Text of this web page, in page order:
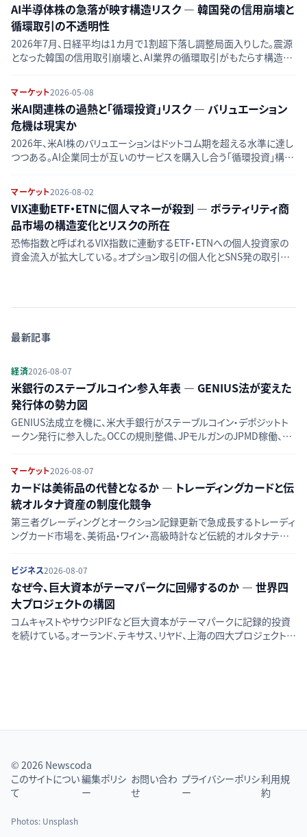
AI半導体株の急落が映す構造リスク — 韓国発の信用崩壊と
循環取引の不透明性
2026年7月、日経平均は1カ月で1割超下落し調整局面入りした。震源
となった韓国の信用取引崩壊と、AI業界の循環取引がもたらす構造的
マーケット2026-05-08
米AI関連株の過熱と「循環投資」リスク — バリュエーション
危機は現実か
2026年、米AI株のバリュエーションはドットコム期を超える水準に達し
つつある。AI企業同士が互いのサービスを購入し合う「循環投資」構造
セラーの警告、ヘッジファンドのポジション変化、そしてマグニフィセン
ト7の市場集中リスクを多角的に検証する。
マーケット2026-08-02
VIX連動ETF・ETNに個人マネーが殺到 — ボラティリティ商
品市場の構造変化とリスクの所在
恐怖指数と呼ばれるVIX指数に連動するETF・ETNへの個人投資家の
資金流入が拡大している。オプション取引の個人化とSNS発の取引文
最新記事
経済2026-08-07
米銀行のステーブルコイン参入年表 — GENIUS法が変えた
発行体の勢力図
GENIUS法成立を機に、米大手銀行がステーブルコイン・デポジットト
ークン発行に参入した。OCCの規則整備、JPモルガンのJPMD稼働、銀
マーケット2026-08-07
カードは美術品の代替となるか — トレーディングカードと伝
統オルタナ資産の制度化競争
第三者グレーディングとオークション記録更新で急成長するトレーディ
ングカード市場を、美術品・ワイン・高級時計など伝統的オルタナティブ
ビジネス2026-08-07
なぜ今、巨大資本がテーマパークに回帰するのか — 世界四
大プロジェクトの構図
コムキャストやサウジPIFなど巨大資本がテーマパークに記録的投資
を続けている。オーランド、テキサス、リヤド、上海の四大プロジェクトか
© 2026 Newscoda
このサイトについ
て
編集ポリシ
ー
お問い合わ
せ
プライバシーポリシ
ー
利用規
約
Photos: Unsplash